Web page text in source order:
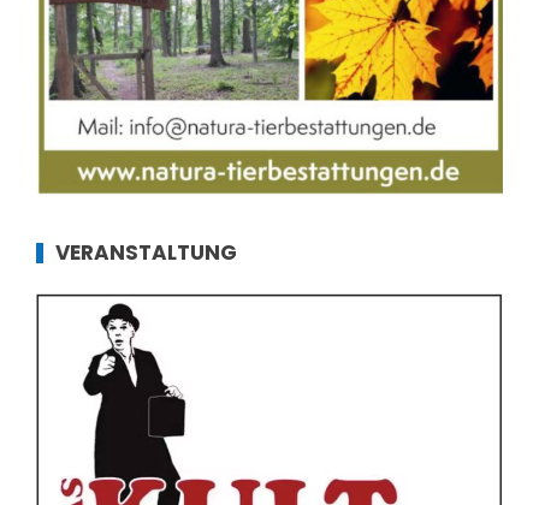
VERANSTALTUNG